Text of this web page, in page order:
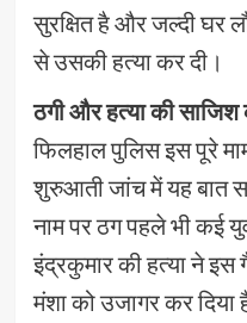
सुरक्षित है और जल्दी घर
से उसकी हत्या कर दी।
ठगी और हत्या की
फिलहाल पुलिस इस पूरे
शुरुआती जांच में यह बात
नाम पर ठग पहले भी कई
इंद्रकुमार की हत्या ने
मंशा को उजागर कर दिया